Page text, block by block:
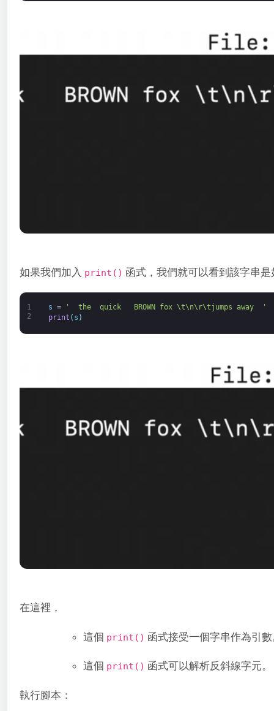
如果我們加入 print() 函式，我們就可以看到該字串
1
2
s =
'  the  quick   BROWN fox \t\n\r\tjumps away  '
print ( s )
在這裡，
這個 print() 函式接受一個字串作為引
這個 print() 函式可以解析反斜線字元。
執行腳本：